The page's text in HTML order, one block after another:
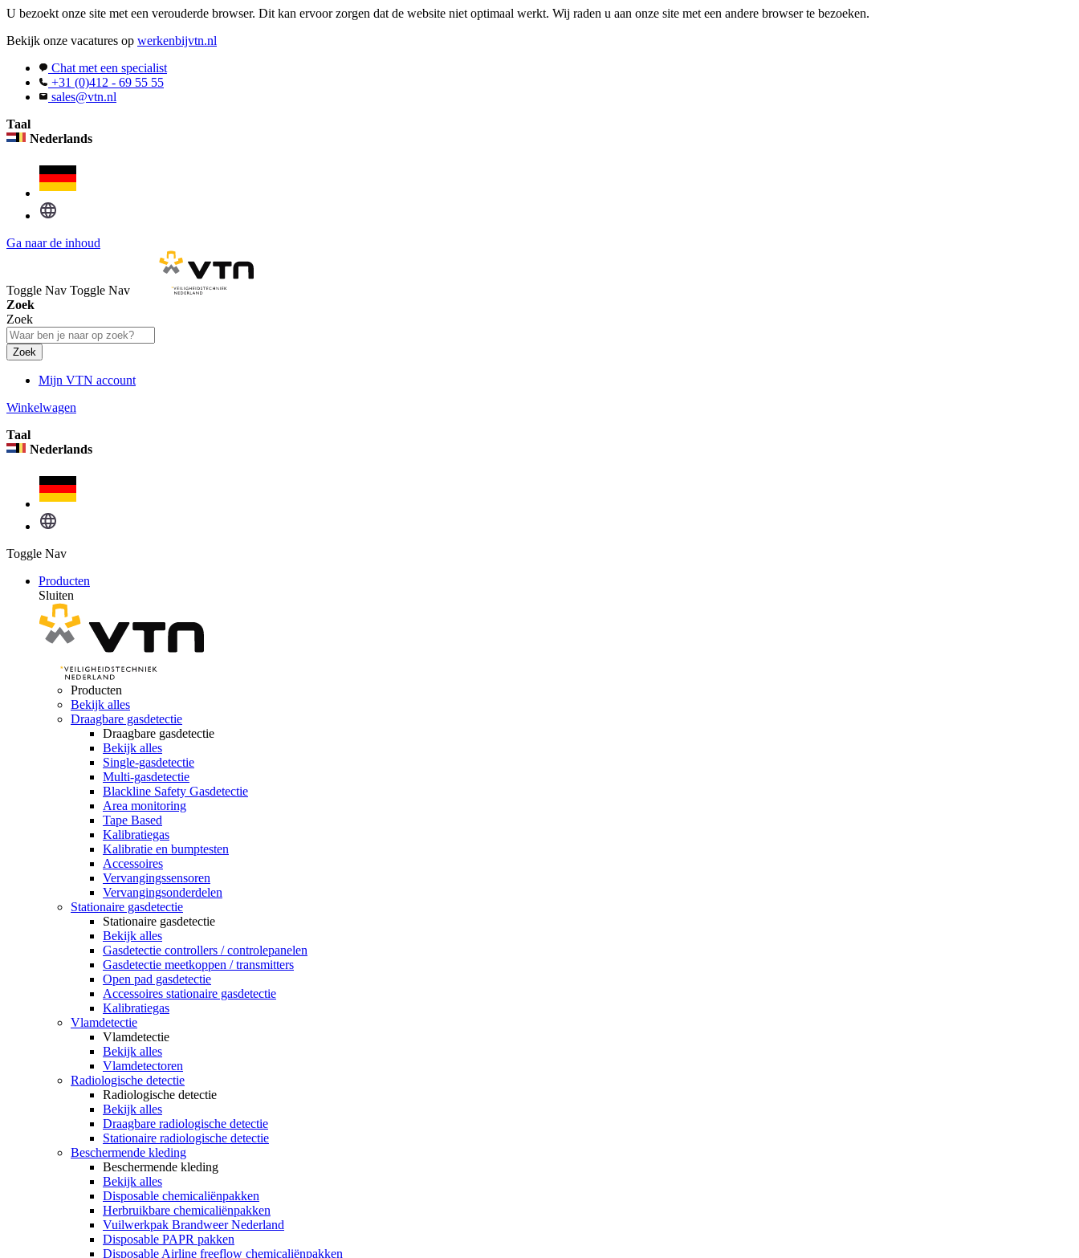
U bezoekt onze site met een verouderde browser. Dit kan ervoor zorgen dat de website niet optimaal werkt. Wij raden u aan onze site met een andere browser te bezoeken.
Bekijk onze vacatures op werkenbijvtn.nl
Chat met een specialist
+31 (0)412 - 69 55 55
sales@vtn.nl
Taal
Nederlands
Ga naar de inhoud
Toggle Nav Toggle Nav
Zoek
Zoek
Zoek
Mijn VTN account
Winkelwagen
Taal
Nederlands
Toggle Nav
Producten
Sluiten
Producten
Bekijk alles
Draagbare gasdetectie
Draagbare gasdetectie
Bekijk alles
Single-gasdetectie
Multi-gasdetectie
Blackline Safety Gasdetectie
Area monitoring
Tape Based
Kalibratiegas
Kalibratie en bumptesten
Accessoires
Vervangingssensoren
Vervangingsonderdelen
Stationaire gasdetectie
Stationaire gasdetectie
Bekijk alles
Gasdetectie controllers / controlepanelen
Gasdetectie meetkoppen / transmitters
Open pad gasdetectie
Accessoires stationaire gasdetectie
Kalibratiegas
Vlamdetectie
Vlamdetectie
Bekijk alles
Vlamdetectoren
Radiologische detectie
Radiologische detectie
Bekijk alles
Draagbare radiologische detectie
Stationaire radiologische detectie
Beschermende kleding
Beschermende kleding
Bekijk alles
Disposable chemicaliënpakken
Herbruikbare chemicaliënpakken
Vuilwerkpak Brandweer Nederland
Disposable PAPR pakken
Disposable Airline freeflow chemicaliënpakken